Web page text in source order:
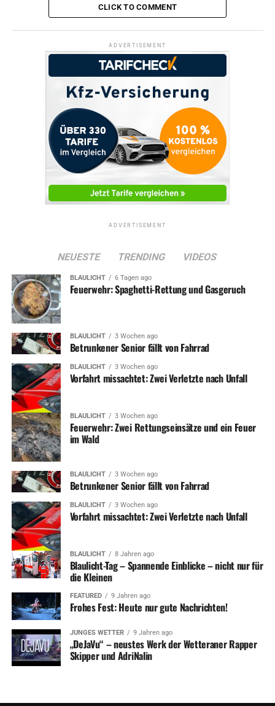
CLICK TO COMMENT
ADVERTISEMENT
ADVERTISEMENT
NEUESTE TRENDING VIDEOS
BLAULICHT 6 Tagen ago
Feuerwehr: Spaghetti-Rettung und Gasgeruch
BLAULICHT 3 Wochen ago
Betrunkener Senior fällt von Fahrrad
BLAULICHT 3 Wochen ago
Vorfahrt missachtet: Zwei Verletzte nach Unfall
BLAULICHT 3 Wochen ago
Feuerwehr: Zwei Rettungseinsätze und ein Feuer
im Wald
BLAULICHT 3 Wochen ago
Betrunkener Senior fällt von Fahrrad
BLAULICHT 3 Wochen ago
Vorfahrt missachtet: Zwei Verletzte nach Unfall
BLAULICHT 8 Jahren ago
Blaulicht-Tag – Spannende Einblicke – nicht nur für
die Kleinen
FEATURED 9 Jahren ago
Frohes Fest: Heute nur gute Nachrichten!
JUNGES WETTER 9 Jahren ago
„DeJaVu“ – neustes Werk der Wetteraner Rapper
Skipper und AdriNalin